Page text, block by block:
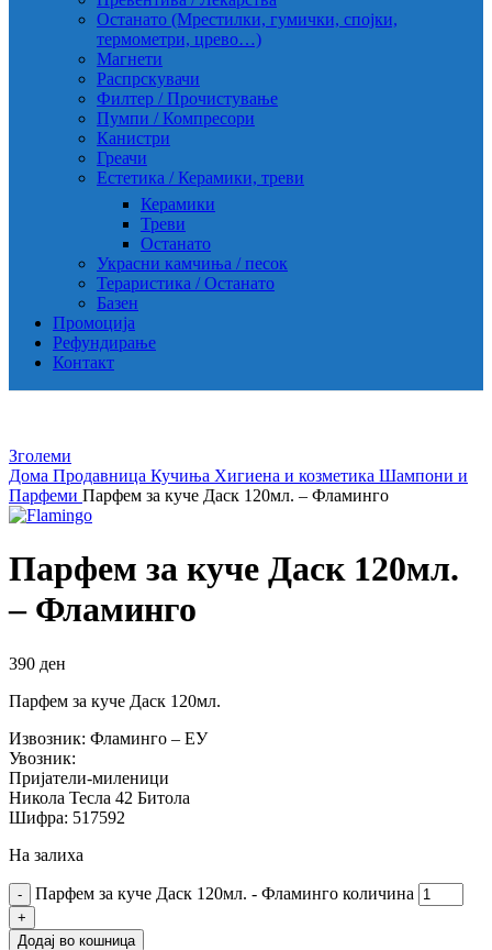
Останато (Мрестилки, гумички, спојки,
термометри, црево…)
Магнети
Распрскувачи
Филтер / Прочистување
Пумпи / Компресори
Канистри
Греачи
Естетика / Керамики, треви
Керамики
Треви
Останато
Украсни камчиња / песок
Тераристика / Останато
Базен
Промоција
Рефундирање
Контакт
Зголеми
Дома Продавница Кучиња Хигиена и козметика Шампони и
Парфеми Парфем за куче Даск 120мл. – Фламинго
Парфем за куче Даск 120мл.
– Фламинго
390 ден
Парфем за куче Даск 120мл.
Извозник: Фламинго – ЕУ
Увозник:
Пријатели-миленици
Никола Тесла 42 Битола
Шифра: 517592
На залиха
Парфем за куче Даск 120мл. - Фламинго количина
Додај во кошница